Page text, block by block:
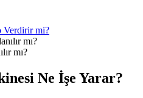
Verdirir mi?
mı?
Ne İşe Yarar?